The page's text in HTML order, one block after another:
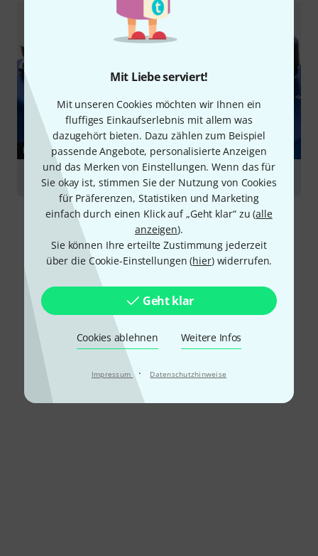
Mit Liebe serviert!
Mit unseren Cookies möchten wir Ihnen ein
fluffiges Einkaufserlebnis mit allem was
dazugehört bieten. Dazu zählen zum Beispiel
passende Angebote, personalisierte Anzeigen
und das Merken von Einstellungen. Wenn das für
Sie okay ist, stimmen Sie der Nutzung von Cookies
für Präferenzen, Statistiken und Marketing
einfach durch einen Klick auf „Geht klar“ zu (alle
anzeigen).
Sie können Ihre erteilte Zustimmung jederzeit
über die Cookie-Einstellungen (hier) widerrufen.
Geht klar
Cookies ablehnen Weitere Infos
Impressum · Datenschutzhinweise
RATGEBER
Modulationseffekte